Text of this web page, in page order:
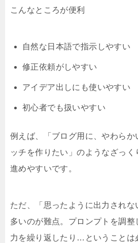
こんなところが便利
自然な日本語で指示しやすい
修正依頼がしやすい
アイデア出しにも使いやすい
初心者でも扱いやすい
例えば、
「ブログ用に、やわら
ッチを作りたい」のようなざっく
進めやすいです。
ただ、「思ったように出力され
多いのが難点。プロンプトを調整
力を繰り返したり…ということは